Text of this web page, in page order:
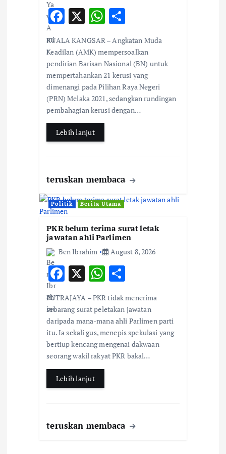
F
ac
e
b
o
o
k
X W
h
at
s
A
p
p
h
ar
e
KUALA KANGSAR – Angkatan Muda
Keadilan (AMK) mempersoalkan
pendirian Barisan Nasional (BN) untuk
mempertahankan 21 kerusi yang
dimenangi pada Pilihan Raya Negeri
(PRN) Melaka 2021, sedangkan rundingan
pembahagian kerusi dengan…
Lebih lanjut
teruskan membaca
Politik Berita Utama
PKR belum terima surat letak
jawatan ahli Parlimen
Ben Ibrahim
August 8, 2026
F
ac
e
b
o
o
k
X W
h
at
s
A
p
ar
e
PUTRAJAYA – PKR tidak menerima
sebarang surat peletakan jawatan
daripada mana-mana ahli Parlimen parti
itu. Ia sekali gus, menepis spekulasi yang
bertiup kencang mengenai dakwaan
seorang wakil rakyat PKR bakal…
Lebih lanjut
teruskan membaca